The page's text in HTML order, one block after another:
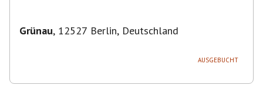
Grünau, 12527 Berlin, Deutschland
AUSGEBUCHT